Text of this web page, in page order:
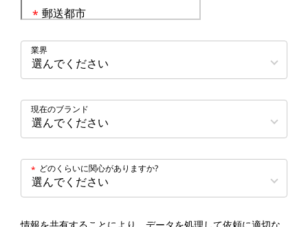
郵送都市
*
業界
現在のブランド
どのくらいに関心がありますか?
*